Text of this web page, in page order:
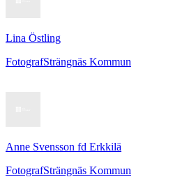
Lina Östling
FotografSträngnäs Kommun
Anne Svensson fd Erkkilä
FotografSträngnäs Kommun